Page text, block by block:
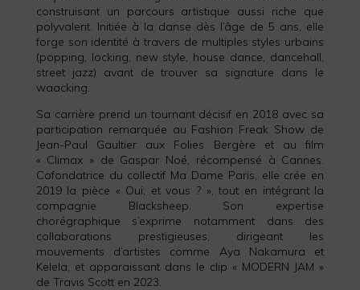
construisant un parcours artistique aussi riche que
polyvalent. Initiée à la danse dès l’âge de 5 ans, elle
forge son identité à travers de multiples styles urbains
(popping, locking, new style, house dance, dancehall,
street jazz) avant de trouver sa signature dans le
waacking.
Sa carrière prend un tournant décisif en 2018 avec sa
participation remarquée au Fashion Freak Show de
Jean-Paul Gaultier aux Folies Bergère et au film
« Climax » de Gaspar Noé, récompensé à Cannes.
Cofondatrice du collectif Ma Dame Paris, elle crée en
2019 la pièce « Oui, et vous ? », tout en intégrant la
compagnie Blacksheep. Son expertise
chorégraphique s’exprime notamment dans des
collaborations prestigieuses, dirigeant les
mouvements d’artistes comme Aya Nakamura et
Kelela, et apparaissant dans le clip « MODERN JAM »
de Travis Scott en 2023.